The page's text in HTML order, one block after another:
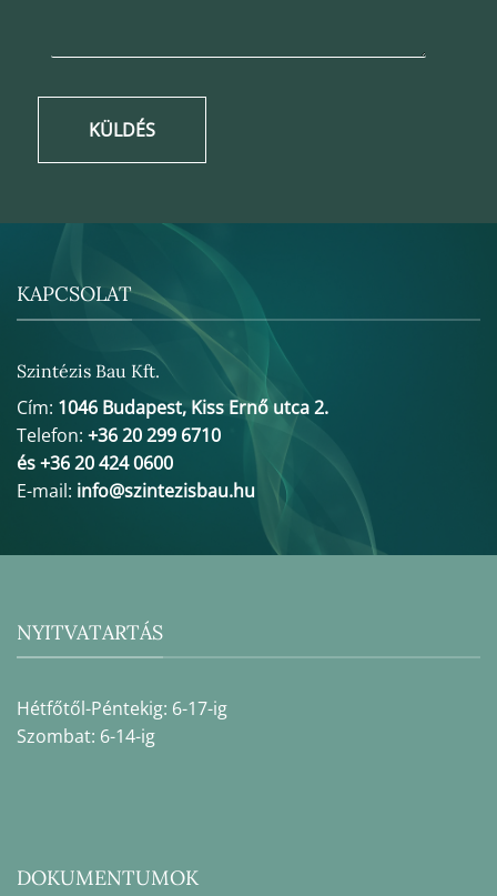
KÜLDÉS
KAPCSOLAT
Szintézis Bau Kft.
Cím: 1046 Budapest, Kiss Ernő utca 2.
Telefon: +36 20 299 6710
és +36 20 424 0600
E-mail: info@szintezisbau.hu
NYITVATARTÁS
Hétfőtől-Péntekig: 6-17-ig
Szombat: 6-14-ig
DOKUMENTUMOK